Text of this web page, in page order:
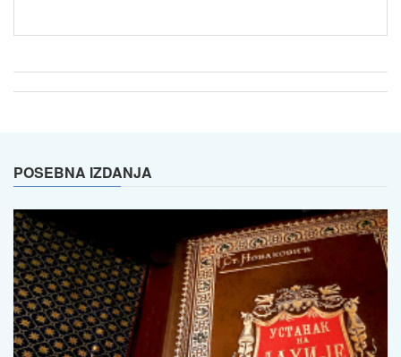
POSEBNA IZDANJA